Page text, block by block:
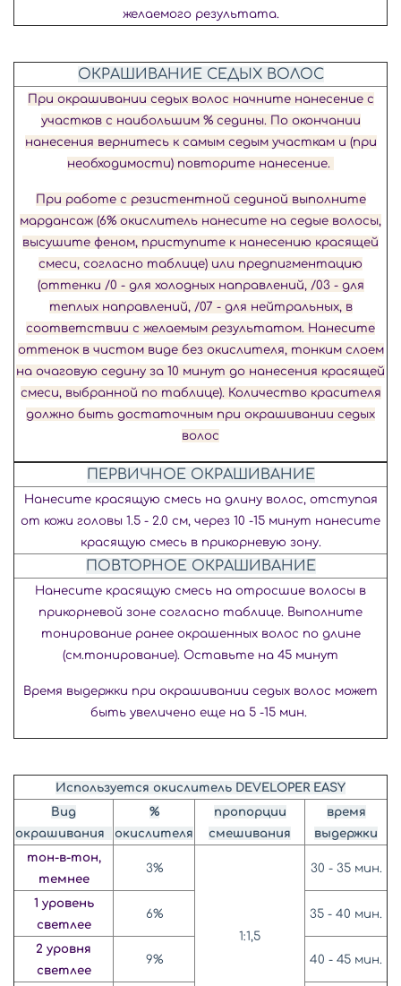
желаемого результата.
ОКРАШИВАНИЕ СЕДЫХ ВОЛОС
При окрашивании седых волос начните нанесение с
участков с наибольшим % седины. По окончании
нанесения вернитесь к самым седым участкам и (при
необходимости) повторите нанесение.
При работе с резистентной сединой выполните
мардансаж (6% окислитель нанесите на седые волосы,
высушите феном, приступите к нанесению красящей
смеси, согласно таблице) или предпигментацию
(оттенки /0 - для холодных направлений, /03 - для
теплых направлений, /07 - для нейтральных, в
соответствии с желаемым результатом. Нанесите
оттенок в чистом виде без окислителя, тонким слоем
на очаговую седину за 10 минут до нанесения красящей
смеси, выбранной по таблице). Количество красителя
должно быть достаточным при окрашивании седых
волос
ПЕРВИЧНОЕ ОКРАШИВАНИЕ
Нанесите красящую смесь на длину волос, отступая
от кожи головы 1.5 - 2.0 см, через 10 -15 минут нанесите
красящую смесь в прикорневую зону.
ПОВТОРНОЕ ОКРАШИВАНИЕ
Нанесите красящую смесь на отросшие волосы в
прикорневой зоне согласно таблице. Выполните
тонирование ранее окрашенных волос по длине
(см.тонирование). Оставьте на 45 минут
Время выдержки при окрашивании седых волос может
быть увеличено еще на 5 -15 мин.
Используется окислитель DEVELOPER EASY
Вид
окрашивания
%
окислителя
пропорции
смешивания
время
выдержки
тон-в-тон,
темнее
3%
1:1,5
30 - 35 мин.
1 уровень
светлее
6% 35 - 40 мин.
2 уровня
светлее
9% 40 - 45 мин.